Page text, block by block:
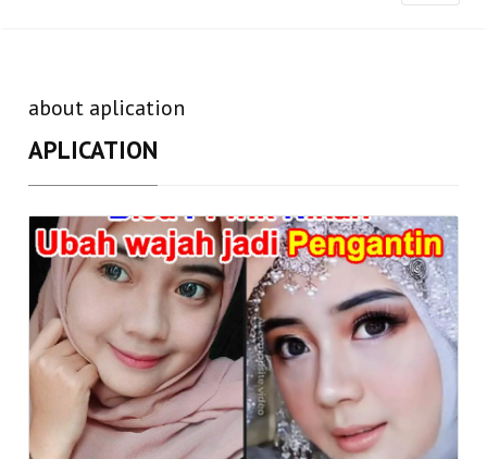
about aplication
APLICATION